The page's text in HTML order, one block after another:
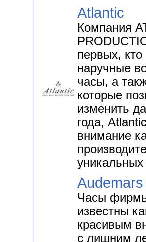
Atlantic
Компания
первых, кто
наручные
часы, а
которые
изменить
года,
внимание
Часы
известны
красивым
с лишним